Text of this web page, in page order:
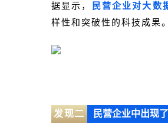
据显示，
民营企业对大数
样性和突破性的科技成果。
发现二 民营企业中出现